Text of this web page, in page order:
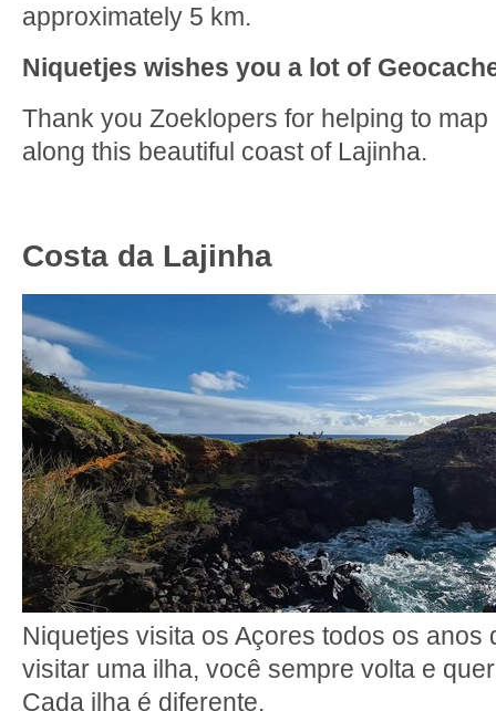
approximately 5 km.
Niquetjes wishes you a lot of
Thank you Zoeklopers for helping to
along this beautiful coast of Lajinha.
Costa da Lajinha
Niquetjes visita os Açores todos os anos
visitar uma ilha, você sempre volta e
Cada ilha é diferente.